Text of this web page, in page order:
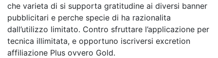
che varieta di si supporta gratitudine ai diversi banner
pubblicitari e perche specie di ha razionalita
dall’utilizzo limitato. Contro sfruttare l’applicazione per
tecnica illimitata, e opportuno iscriversi excretion
affiliazione Plus ovvero Gold.